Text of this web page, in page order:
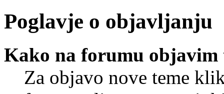
Poglavje o objavljanju
Kako na forumu objavim
Za objavo nove teme